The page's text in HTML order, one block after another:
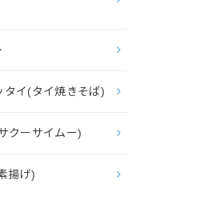
タイ(タイ焼きそば)
クーサイムー)
揚げ)